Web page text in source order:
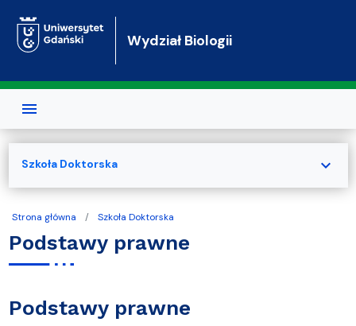
Wydział Biologii
Strona główna Szkoła Doktorska
Podstawy prawne
Podstawy prawne
Szkoła Doktorska expand_more